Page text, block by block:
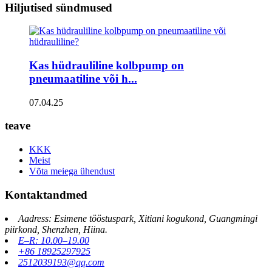
Hiljutised sündmused
Kas hüdrauliline kolbpump on
pneumaatiline või h...
07.04.25
teave
KKK
Meist
Võta meiega ühendust
Kontaktandmed
Aadress: Esimene tööstuspark, Xitiani kogukond, Guangmingi
piirkond, Shenzhen, Hiina.
E–R: 10.00–19.00
+86 18925297925
2512039193@qq.com